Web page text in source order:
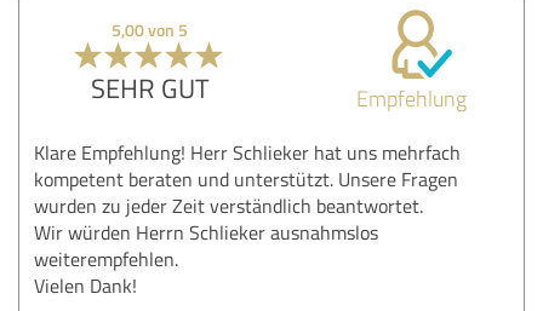
5,00 von 5
SEHR GUT Empfehlung
Klare Empfehlung! Herr Schlieker hat uns mehrfach
kompetent beraten und unterstützt. Unsere Fragen
wurden zu jeder Zeit verständlich beantwortet.
Wir würden Herrn Schlieker ausnahmslos
weiterempfehlen.
Vielen Dank!